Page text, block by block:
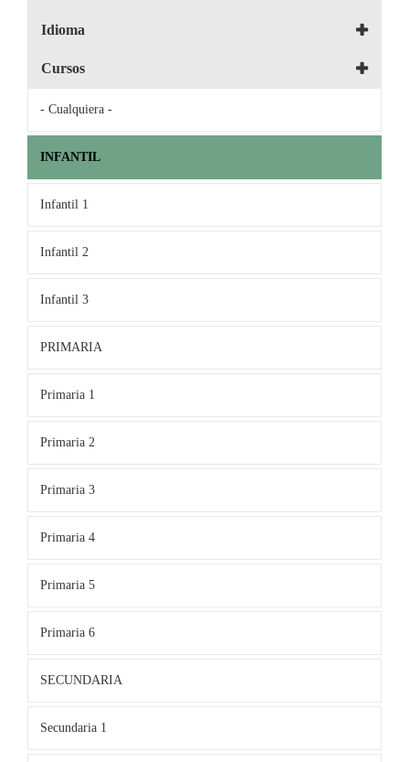
Idioma
Cursos
- Cualquiera -
INFANTIL
Infantil 1
Infantil 2
Infantil 3
PRIMARIA
Primaria 1
Primaria 2
Primaria 3
Primaria 4
Primaria 5
Primaria 6
SECUNDARIA
Secundaria 1